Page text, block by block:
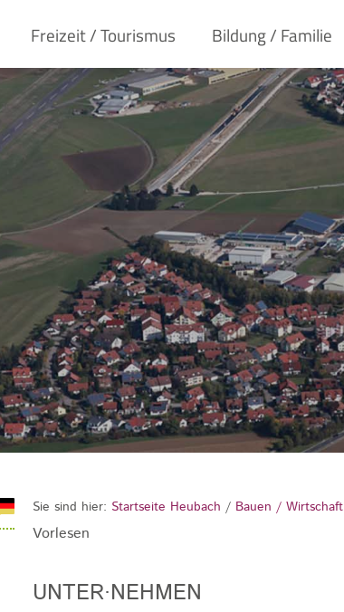
Freizeit / Tourismus Bildung / Familie
Sie sind hier: Startseite Heubach / Bauen / Wirtschaft
Vorlesen
UNTER·NEHMEN